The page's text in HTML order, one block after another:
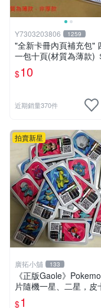
Y7303203806 1259
"全新卡冊內頁補充包"
一包十頁(材質為薄款)
元 (下單最少十包)
$10
近期銷量370件
拍賣新星
廣拓小舖 133
《正版Gaole》
片隨機一星、二星，皮
小火龍、秒花種子、傑
$1